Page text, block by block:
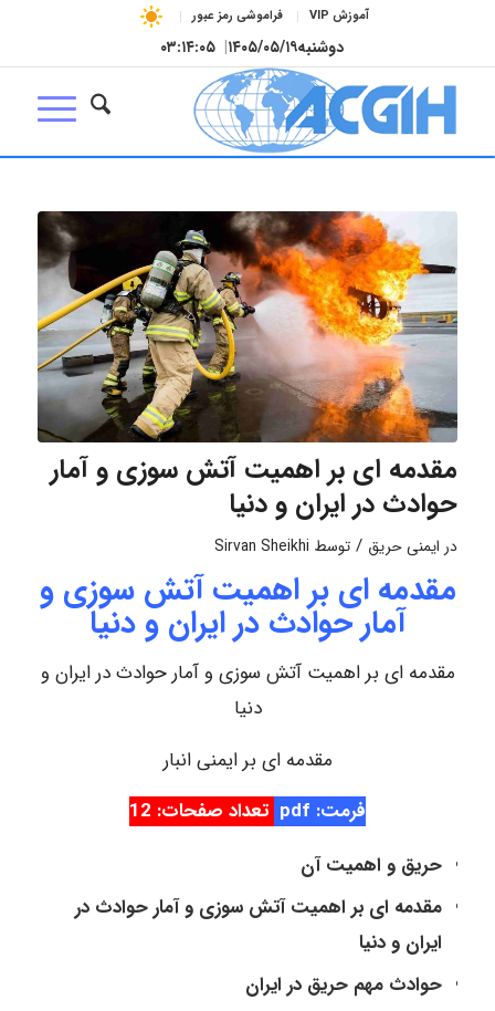
آموزش VIP فراموشی رمز عبور
دوشنبه۱۴۰۵/۰۵/۱۹| ۰۳:۱۴:۰۶
مقدمه ای بر اهمیت آتش سوزی و آمار
حوادث در ایران و دنیا
در ایمنی حریق / توسط Sirvan Sheikhi
مقدمه ای بر اهمیت آتش سوزی و
آمار حوادث در ایران و دنیا
مقدمه ای بر اهمیت آتش سوزی و آمار حوادث در ایران و
دنیا
مقدمه ای بر ایمنی انبار
فرمت: pdf
تعداد صفحات: 12
حریق و اهمیت آن
مقدمه ای بر اهمیت آتش سوزی و آمار حوادث در
ایران و دنیا
حوادث مهم حریق در ایران